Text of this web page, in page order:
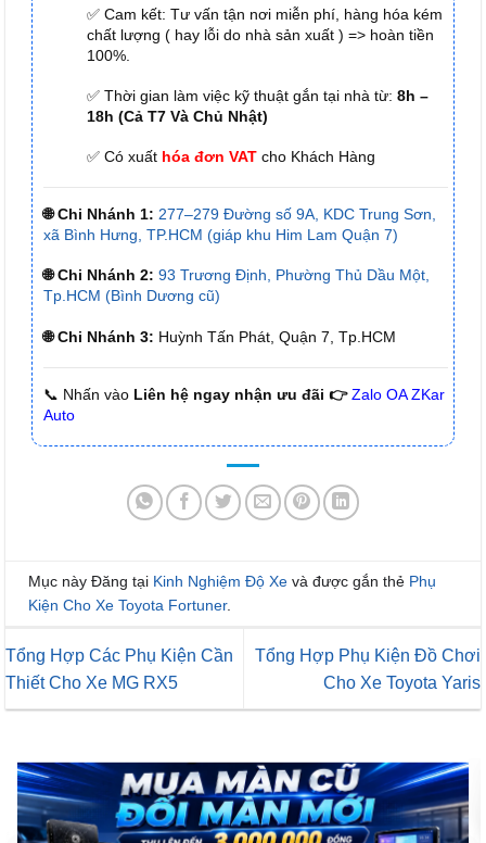
✅ Cam kết: Tư vấn tận nơi miễn phí, hàng hóa kém
chất lượng ( hay lỗi do nhà sản xuất ) => hoàn tiền
100%.
✅ Thời gian làm việc kỹ thuật gắn tại nhà từ: 8h –
18h (Cả T7 Và Chủ Nhật)
✅ Có xuất hóa đơn VAT cho Khách Hàng
🌐 Chi Nhánh 1: 277–279 Đường số 9A, KDC Trung Sơn,
xã Bình Hưng, TP.HCM (giáp khu Him Lam Quận 7)
🌐 Chi Nhánh 2: 93 Trương Định, Phường Thủ Dầu Một,
Tp.HCM (Bình Dương cũ)
🌐 Chi Nhánh 3: Huỳnh Tấn Phát, Quận 7, Tp.HCM
📞 Nhấn vào Liên hệ ngay nhận ưu đãi 👉 Zalo OA ZKar
Auto
Mục này Đăng tại Kinh Nghiệm Độ Xe và được gắn thẻ Phụ
Kiện Cho Xe Toyota Fortuner.
Tổng Hợp Các Phụ Kiện Cần
Thiết Cho Xe MG RX5
Tổng Hợp Phụ Kiện Đồ Chơi
Cho Xe Toyota Yaris